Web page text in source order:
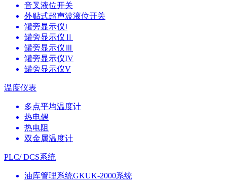
音叉液位开关
外贴式超声波液位开关
罐旁显示仪I
罐旁显示仪Ⅱ
罐旁显示仪Ⅲ
罐旁显示仪IV
罐旁显示仪V
温度仪表
多点平均温度计
热电偶
热电阻
双金属温度计
PLC/ DCS系统
油库管理系统GKUK-2000系统